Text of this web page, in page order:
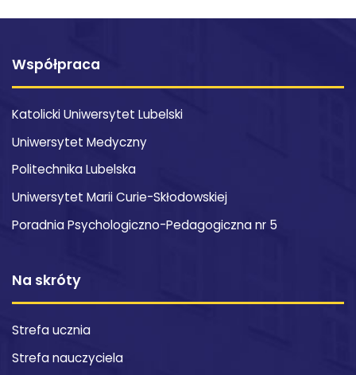
Współpraca
Katolicki Uniwersytet Lubelski
Uniwersytet Medyczny
Politechnika Lubelska
Uniwersytet Marii Curie-Skłodowskiej
Poradnia Psychologiczno-Pedagogiczna nr 5
Na skróty
Strefa ucznia
Strefa nauczyciela